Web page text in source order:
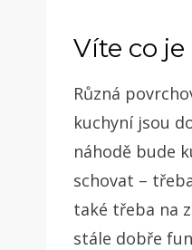
Víte co je
Různá
kuchyní jsou
náhodě bude
schovat –
také třeba na
stále dobře